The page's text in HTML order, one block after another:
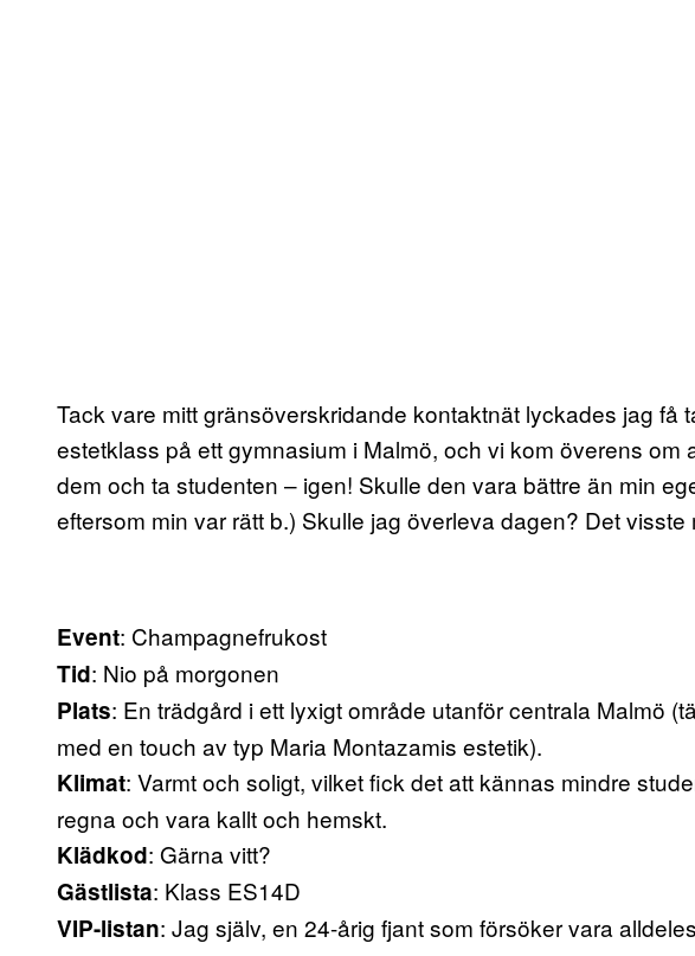
Tack vare mitt gränsöverskridande kontaktnät lyckades jag få
estetklass på ett gymnasium i Malmö, och vi kom överens om
dem och ta studenten – igen! Skulle den vara bättre än min
eftersom min var rätt b.) Skulle jag överleva dagen? Det visste
Event: Champagnefrukost
Tid: Nio på morgonen
Plats: En trädgård i ett lyxigt område utanför centrala Malmö
med en touch av typ Maria Montazamis estetik).
Klimat: Varmt och soligt, vilket fick det att kännas mindre
regna och vara kallt och hemskt.
Klädkod: Gärna vitt?
Gästlista: Klass ES14D
VIP-listan: Jag själv, en 24-årig fjant som försöker vara